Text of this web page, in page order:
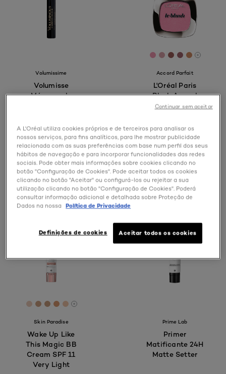
Volumissime
Volumisse
Máscara de
0/5
VER PRODUTO
[Color]: #F397B2
[Color]:
[Color]:
[Color]:
[Color]:
[More
Accord Parfait
L'Oréal Paris
Blush Accord
Parfait Blush 145
0/5
VER PRODUTO
[Color]: #EDCEBC
[Color]: #D1A483
[Color]: #CC9F7E
[Color]: #DE9B71
[Color]: #F4C7AA
[More shades are available]
Skin Paradise
Wake Up Like
This Magic BB
Cream SPF 11
Very Light
Prime Lab
Primer
Matificante 24H
Matte Setter​
A L'Oréal utiliza cookies próprios e de terceiros para analisar os
nossos serviços, para fins analíticos, para lhe mostrar publicidade
relacionada com as suas preferências com base num perfil dos seus
hábitos de navegação e para incorporar funcionalidades das redes
sociais. Pode obter mais informações sobre cookies clicando no
botão "Configuração de Cookies". Pode aceitar todos os cookies
clicando no botão "Aceitar" ou configurá-los ou rejeitar a sua
utilização clicando no botão "Configuração de Cookies". Poderá
consultar informação adicional e detalhada sobre Proteção de
Dados na nossa
Política de Privacidade
Definições de cookies Aceitar todos os cookies
Continuar sem aceitar